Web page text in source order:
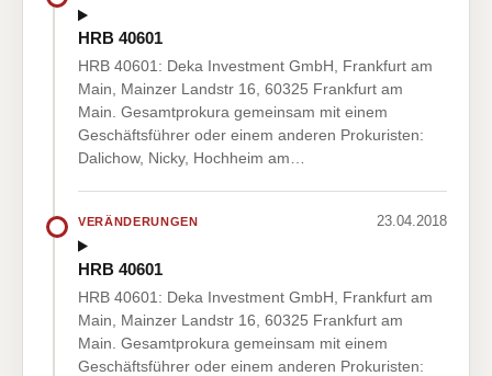
HRB 40601
HRB 40601: Deka Investment GmbH, Frankfurt am
Main, Mainzer Landstr 16, 60325 Frankfurt am
Main. Gesamtprokura gemeinsam mit einem
Geschäftsführer oder einem anderen Prokuristen:
Dalichow, Nicky, Hochheim am…
VERÄNDERUNGEN 23.04.2018
HRB 40601
HRB 40601: Deka Investment GmbH, Frankfurt am
Main, Mainzer Landstr 16, 60325 Frankfurt am
Main. Gesamtprokura gemeinsam mit einem
Geschäftsführer oder einem anderen Prokuristen: